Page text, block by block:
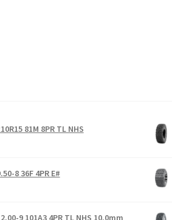
81M 8PR TL NHS
8 36F 4PR E#
9 101A3 4PR TL NHS 10.0mm